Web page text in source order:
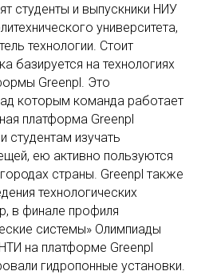
студенты и выпускники НИУ
университета,
технологии. Стоит
базируется на технологиях
Greenpl. Это
которым команда работает
платформа Greenpl
студентам изучать
ею активно пользуются
страны. Greenpl также
технологических
в финале профиля
системы» Олимпиады
на платформе Greenpl
гидропонные установки.